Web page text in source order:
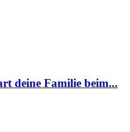
deine Familie beim...